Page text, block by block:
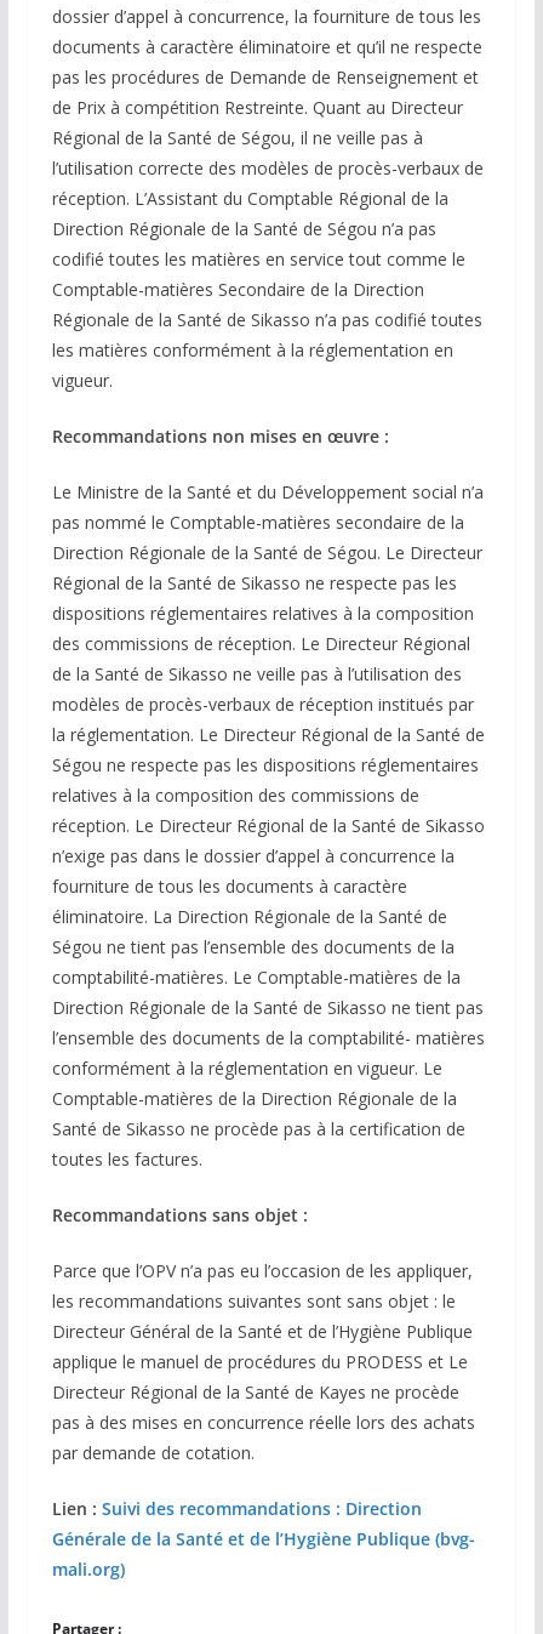
dossier d’appel à concurrence, la fourniture de tous les
documents à caractère éliminatoire et qu’il ne respecte
pas les procédures de Demande de Renseignement et
de Prix à compétition Restreinte. Quant au Directeur
Régional de la Santé de Ségou, il ne veille pas à
l’utilisation correcte des modèles de procès-verbaux de
réception. L’Assistant du Comptable Régional de la
Direction Régionale de la Santé de Ségou n’a pas
codifié toutes les matières en service tout comme le
Comptable-matières Secondaire de la Direction
Régionale de la Santé de Sikasso n’a pas codifié toutes
les matières conformément à la réglementation en
vigueur.
Recommandations non mises en œuvre :
Le Ministre de la Santé et du Développement social n’a
pas nommé le Comptable-matières secondaire de la
Direction Régionale de la Santé de Ségou. Le Directeur
Régional de la Santé de Sikasso ne respecte pas les
dispositions réglementaires relatives à la composition
des commissions de réception. Le Directeur Régional
de la Santé de Sikasso ne veille pas à l’utilisation des
modèles de procès-verbaux de réception institués par
la réglementation. Le Directeur Régional de la Santé de
Ségou ne respecte pas les dispositions réglementaires
relatives à la composition des commissions de
réception. Le Directeur Régional de la Santé de Sikasso
n’exige pas dans le dossier d’appel à concurrence la
fourniture de tous les documents à caractère
éliminatoire. La Direction Régionale de la Santé de
Ségou ne tient pas l’ensemble des documents de la
comptabilité-matières. Le Comptable-matières de la
Direction Régionale de la Santé de Sikasso ne tient pas
l’ensemble des documents de la comptabilité- matières
conformément à la réglementation en vigueur. Le
Comptable-matières de la Direction Régionale de la
Santé de Sikasso ne procède pas à la certification de
toutes les factures.
Recommandations sans objet :
Parce que l’OPV n’a pas eu l’occasion de les appliquer,
les recommandations suivantes sont sans objet : le
Directeur Général de la Santé et de l’Hygiène Publique
applique le manuel de procédures du PRODESS et Le
Directeur Régional de la Santé de Kayes ne procède
pas à des mises en concurrence réelle lors des achats
par demande de cotation.
Lien : Suivi des recommandations : Direction
Générale de la Santé et de l’Hygiène Publique (bvg-
mali.org)
Partager :